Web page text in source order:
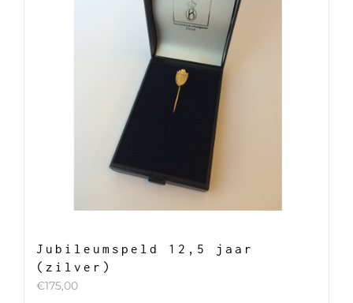
Jubileumspeld 12,5 jaar
(zilver)
€175,00